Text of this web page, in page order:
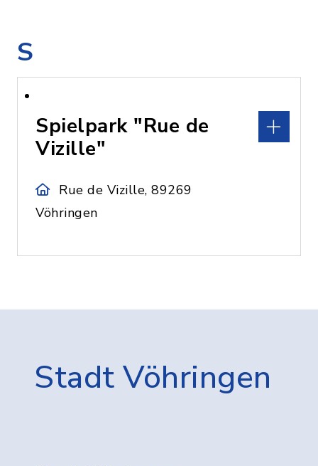
S
Spielpark "Rue de
Vizille"
Rue de Vizille, 89269
Vöhringen
Stadt Vöhringen